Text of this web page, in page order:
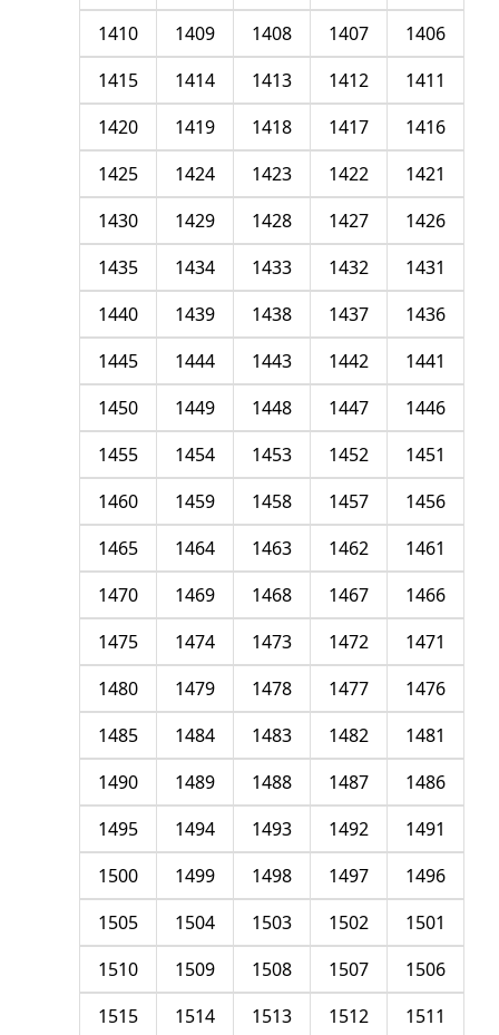
1406
1407
1408
1409
1410
1411
1412
1413
1414
1415
1416
1417
1418
1419
1420
1421
1422
1423
1424
1425
1426
1427
1428
1429
1430
1431
1432
1433
1434
1435
1436
1437
1438
1439
1440
1441
1442
1443
1444
1445
1446
1447
1448
1449
1450
1451
1452
1453
1454
1455
1456
1457
1458
1459
1460
1461
1462
1463
1464
1465
1466
1467
1468
1469
1470
1471
1472
1473
1474
1475
1476
1477
1478
1479
1480
1481
1482
1483
1484
1485
1486
1487
1488
1489
1490
1491
1492
1493
1494
1495
1496
1497
1498
1499
1500
1501
1502
1503
1504
1505
1506
1507
1508
1509
1510
1511
1512
1513
1514
1515